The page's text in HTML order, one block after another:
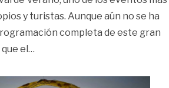
y turistas. Aunque aún no se ha
completa de este gran
el…